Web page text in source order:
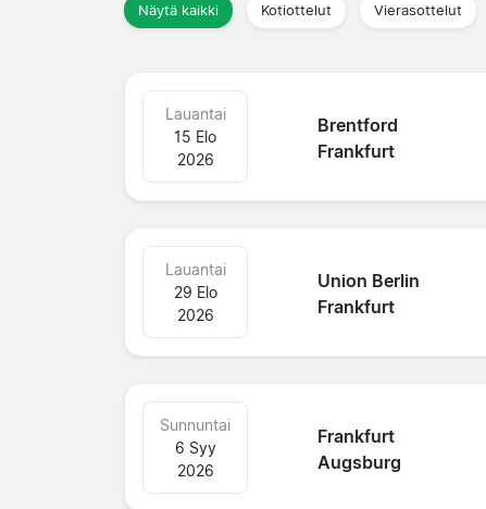
Näytä kaikki Kotiottelut Vierasottelut
Brentford
Frankfurt
Lauantai
15 Elo
2026
Union Berlin
Frankfurt
Lauantai
29 Elo
2026
Frankfurt
Augsburg
Sunnuntai
6 Syy
2026